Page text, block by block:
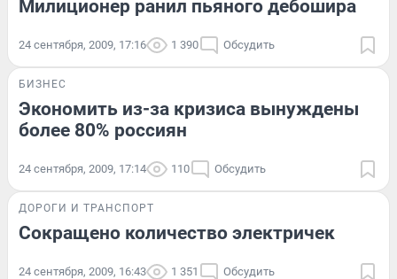
Милиционер ранил пьяного дебошира
24 сентября, 2009, 17:16 1 390 Обсудить
БИЗНЕС
Экономить из-за кризиса вынуждены
более 80% россиян
24 сентября, 2009, 17:14 110 Обсудить
ДОРОГИ И ТРАНСПОРТ
Сокращено количество электричек
24 сентября, 2009, 16:43 1 351 Обсудить